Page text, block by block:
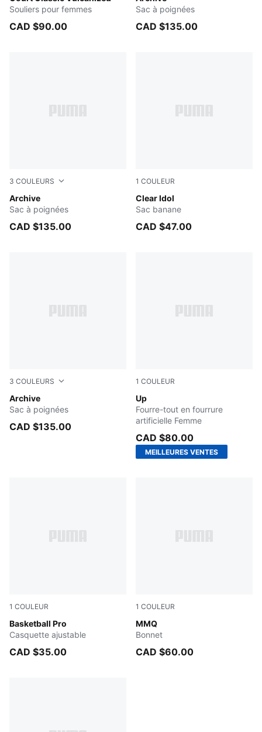
Souliers pour femmes
CAD $90.00
Sac à poignées
CAD $135.00
3 COULEURS
Archive
PUMA BLACK
Sac à poignées
CAD $135.00
1 COULEUR
Clear Idol
BLACK
Sac banane
CAD $47.00
3 COULEURS
Archive
Red Fire
Sac à poignées
CAD $135.00
1 COULEUR
Up
PUMA BLACK
Fourre-tout en fourrure
artificielle Femme
CAD $80.00
MEILLEURES VENTES
1 COULEUR
Basketball Pro
PUMA BLACK
Casquette ajustable
CAD $35.00
1 COULEUR
MMQ
PUMA BLACK
Bonnet
CAD $60.00